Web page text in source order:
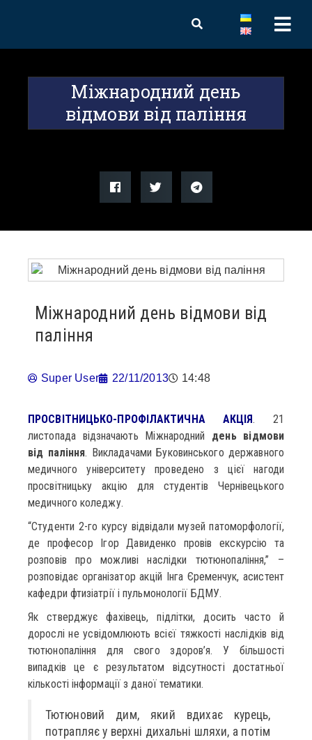
Міжнародний день
відмови від паління
Міжнародний день відмови від
паління
Super User 22/11/2013 14:48
ПРОСВІТНИЦЬКО-ПРОФІЛАКТИЧНА АКЦІЯ. 21
листопада відзначають Міжнародний день відмови
від паління. Викладачами Буковинського державного
медичного університету проведено з цієї нагоди
просвітницьку акцію для студентів Чернівецького
медичного коледжу.
“Студенти 2-го курсу відвідали музей патоморфології,
де професор Ігор Давиденко провів екскурсію та
розповів про можливі наслідки тютюнопаління,” –
розповідає організатор акцій Інга Єременчук, асистент
кафедри фтизіатрії і пульмонології БДМУ.
Як стверджує фахівець, підлітки, досить часто й
дорослі не усвідомлюють всієї тяжкості наслідків від
тютюнопаління для свого здоров’я. У більшості
випадків це є результатом відсутності достатньої
кількості інформації з даної тематики.
Тютюновий дим, який вдихає курець,
потрапляє у верхні дихальні шляхи, а потім